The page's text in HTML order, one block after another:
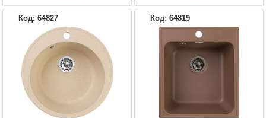
Код: 64827 Код: 64819